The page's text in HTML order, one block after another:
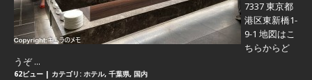
7337 東京都
港区東新橋1-
9-1 地図はこ
ちらからど
うぞ ...
62ビュー | カテゴリ: ホテル, 千葉県, 国内